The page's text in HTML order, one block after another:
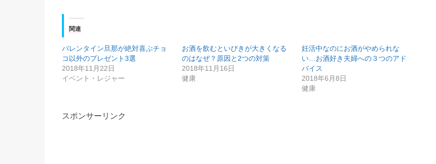
関連
バレンタイン旦那が絶対喜ぶチョ
コ以外のプレゼント3選
2018年11月22日
イベント・レジャー
お酒を飲むといびきが大きくなる
のはなぜ？原因と2つの対策
2018年11月16日
健康
妊活中なのにお酒がやめられな
い…お酒好き夫婦への３つのアド
バイス
2018年6月8日
健康
スポンサーリンク